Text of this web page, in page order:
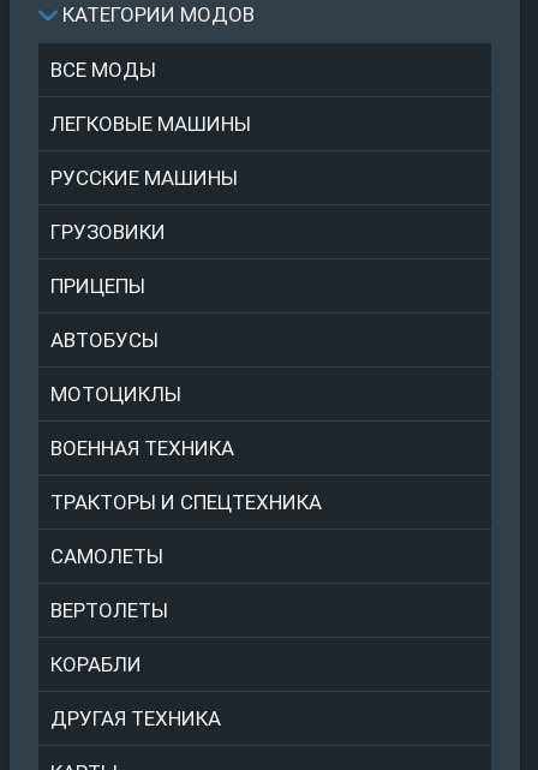
КАТЕГОРИИ МОДОВ
ВСЕ МОДЫ
ЛЕГКОВЫЕ МАШИНЫ
РУССКИЕ МАШИНЫ
ГРУЗОВИКИ
ПРИЦЕПЫ
АВТОБУСЫ
МОТОЦИКЛЫ
ВОЕННАЯ ТЕХНИКА
ТРАКТОРЫ И СПЕЦТЕХНИКА
САМОЛЕТЫ
ВЕРТОЛЕТЫ
КОРАБЛИ
ДРУГАЯ ТЕХНИКА